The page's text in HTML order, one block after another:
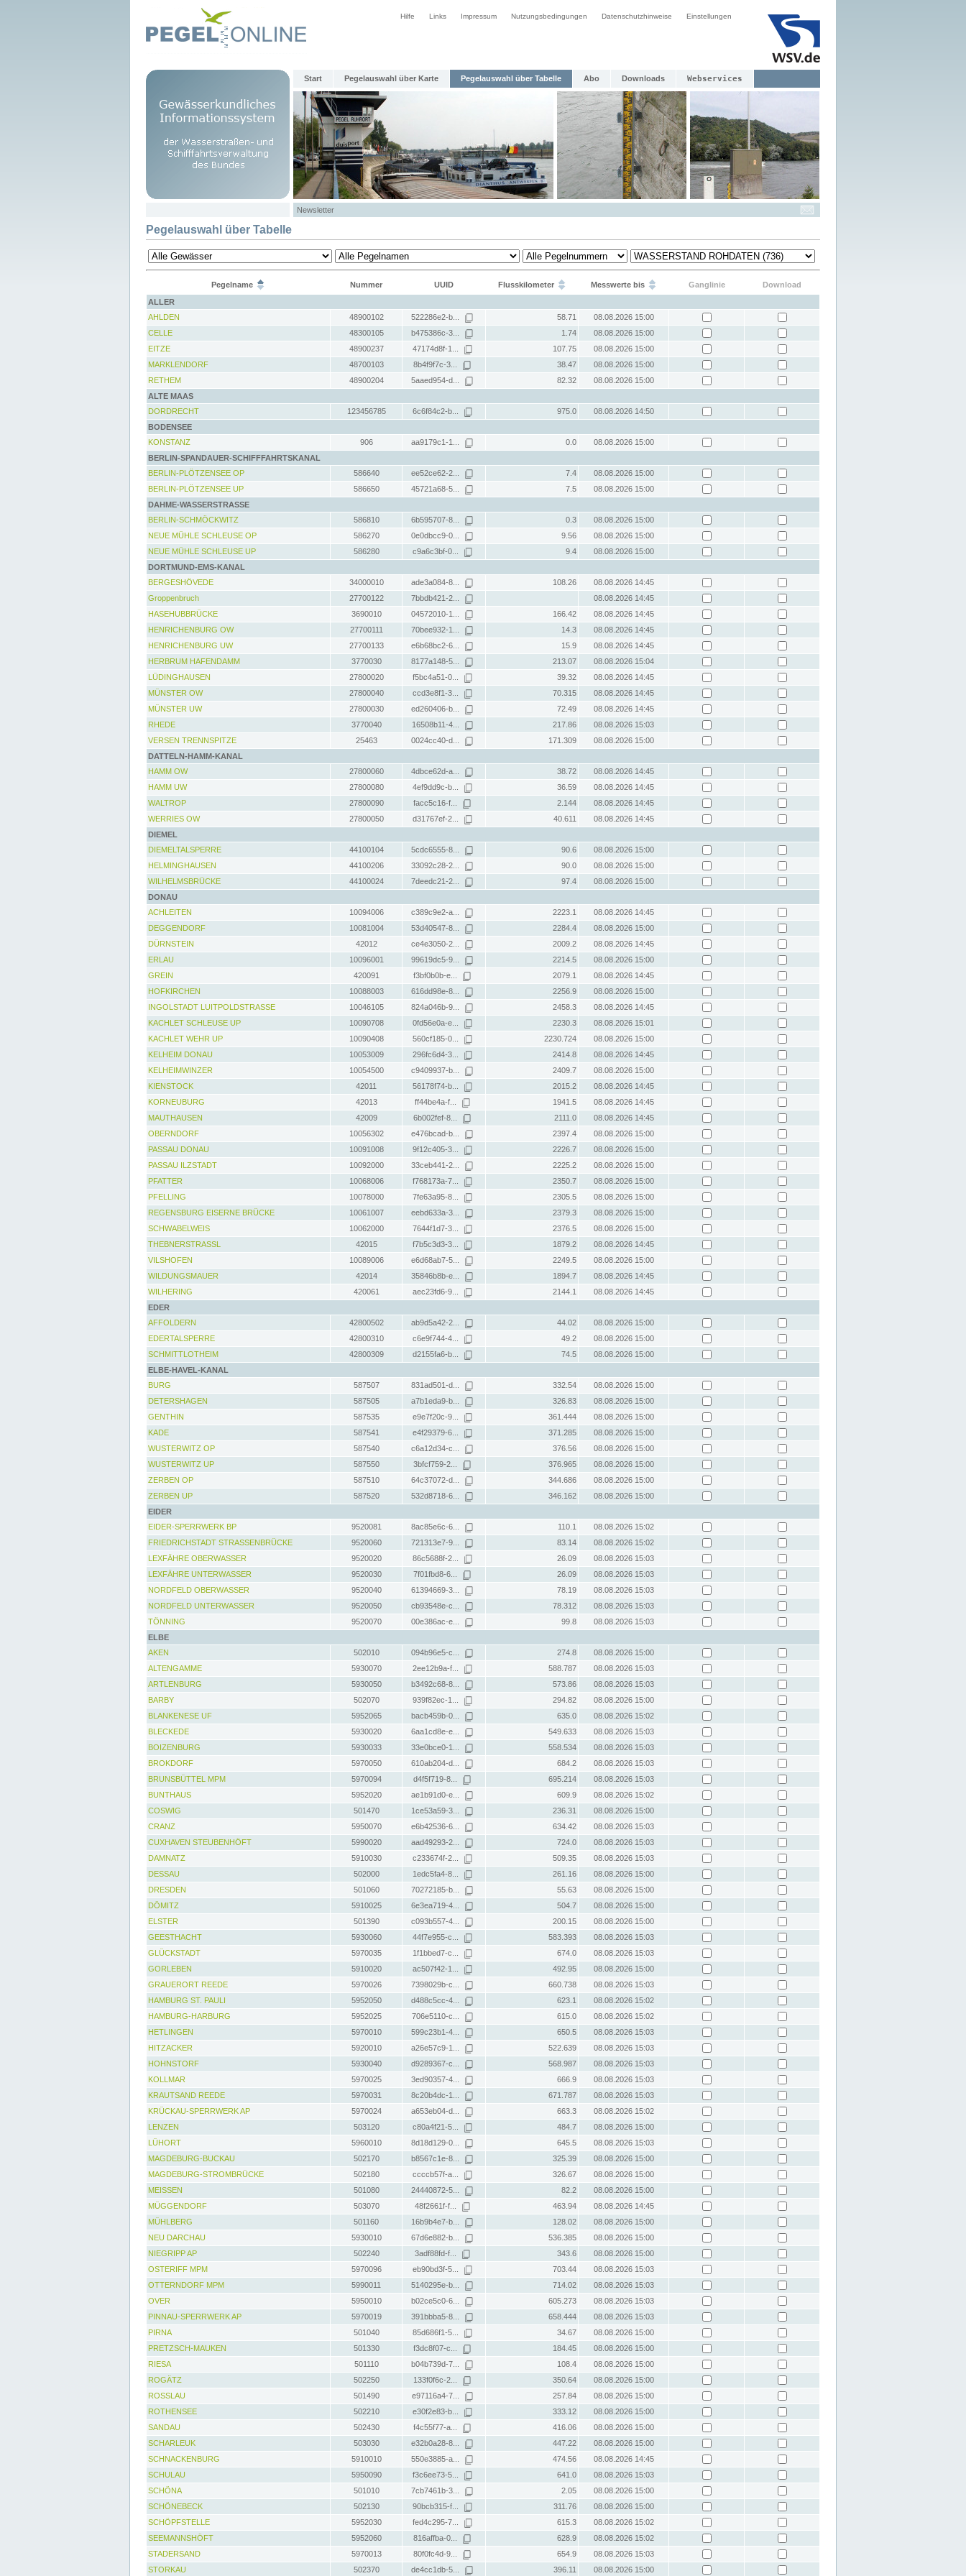
Hilfe Links Impressum Nutzungsbedingungen Datenschutzhinweise Einstellungen
Start Pegelauswahl über Karte Pegelauswahl über Tabelle Abo Downloads Webservices
Newsletter
Pegelauswahl über Tabelle
Pegelname Nummer UUID Flusskilometer Messwerte bis Ganglinie
Download
ALLER
AHLDEN
48900102 522286e2-b... 58.71
08.08.2026 15:00
CELLE
48300105 b475386c-3... 1.74
08.08.2026 15:00
EITZE
48900237 47174d8f-1... 107.75
08.08.2026 15:00
MARKLENDORF
48700103 8b4f9f7c-3... 38.47
08.08.2026 15:00
RETHEM
48900204 5aaed954-d... 82.32
08.08.2026 15:00
ALTE MAAS
DORDRECHT
123456785 6c6f84c2-b... 975.0
08.08.2026 14:50
BODENSEE
KONSTANZ
906 aa9179c1-1... 0.0
08.08.2026 15:00
BERLIN-SPANDAUER-SCHIFFFAHRTSKANAL
BERLIN-PLÖTZENSEE OP
586640 ee52ce62-2... 7.4
08.08.2026 15:00
BERLIN-PLÖTZENSEE UP
586650 45721a68-5... 7.5
08.08.2026 15:00
DAHME-WASSERSTRASSE
BERLIN-SCHMÖCKWITZ
586810 6b595707-8... 0.3
08.08.2026 15:00
NEUE MÜHLE SCHLEUSE OP
586270 0e0dbcc9-0... 9.56
08.08.2026 15:00
NEUE MÜHLE SCHLEUSE UP
586280 c9a6c3bf-0... 9.4
08.08.2026 15:00
DORTMUND-EMS-KANAL
BERGESHÖVEDE
34000010 ade3a084-8... 108.26
08.08.2026 14:45
Groppenbruch
27700122 7bbdb421-2...
08.08.2026 14:45
HASEHUBBRÜCKE
3690010 04572010-1... 166.42
08.08.2026 14:45
HENRICHENBURG OW
27700111 70bee932-1... 14.3
08.08.2026 14:45
HENRICHENBURG UW
27700133 e6b68bc2-6... 15.9
08.08.2026 14:45
HERBRUM HAFENDAMM
3770030 8177a148-5... 213.07
08.08.2026 15:04
LÜDINGHAUSEN
27800020 f5bc4a51-0... 39.32
08.08.2026 14:45
MÜNSTER OW
27800040 ccd3e8f1-3... 70.315
08.08.2026 14:45
MÜNSTER UW
27800030 ed260406-b... 72.49
08.08.2026 14:45
RHEDE
3770040 16508b11-4... 217.86
08.08.2026 15:03
VERSEN TRENNSPITZE
25463 0024cc40-d... 171.309
08.08.2026 15:00
DATTELN-HAMM-KANAL
HAMM OW
27800060 4dbce62d-a... 38.72
08.08.2026 14:45
HAMM UW
27800080 4ef9dd9c-b... 36.59
08.08.2026 14:45
WALTROP
27800090 facc5c16-f... 2.144
08.08.2026 14:45
WERRIES OW
27800050 d31767ef-2... 40.611
08.08.2026 14:45
DIEMEL
DIEMELTALSPERRE
44100104 5cdc6555-8... 90.6
08.08.2026 15:00
HELMINGHAUSEN
44100206 33092c28-2... 90.0
08.08.2026 15:00
WILHELMSBRÜCKE
44100024 7deedc21-2... 97.4
08.08.2026 15:00
DONAU
ACHLEITEN
10094006 c389c9e2-a... 2223.1
08.08.2026 14:45
DEGGENDORF
10081004 53d40547-8... 2284.4
08.08.2026 15:00
DÜRNSTEIN
42012 ce4e3050-2... 2009.2
08.08.2026 14:45
ERLAU
10096001 99619dc5-9... 2214.5
08.08.2026 15:00
GREIN
420091 f3bf0b0b-e... 2079.1
08.08.2026 14:45
HOFKIRCHEN
10088003 616dd98e-8... 2256.9
08.08.2026 15:00
INGOLSTADT LUITPOLDSTRASSE
10046105 824a046b-9... 2458.3
08.08.2026 14:45
KACHLET SCHLEUSE UP
10090708 0fd56e0a-e... 2230.3
08.08.2026 15:01
KACHLET WEHR UP
10090408 560cf185-0... 2230.724
08.08.2026 15:00
KELHEIM DONAU
10053009 296fc6d4-3... 2414.8
08.08.2026 14:45
KELHEIMWINZER
10054500 c9409937-b... 2409.7
08.08.2026 15:00
KIENSTOCK
42011 56178f74-b... 2015.2
08.08.2026 14:45
KORNEUBURG
42013 ff44be4a-f... 1941.5
08.08.2026 14:45
MAUTHAUSEN
42009 6b002fef-8... 2111.0
08.08.2026 14:45
OBERNDORF
10056302 e476bcad-b... 2397.4
08.08.2026 15:00
PASSAU DONAU
10091008 9f12c405-3... 2226.7
08.08.2026 15:00
PASSAU ILZSTADT
10092000 33ceb441-2... 2225.2
08.08.2026 15:00
PFATTER
10068006 f768173a-7... 2350.7
08.08.2026 15:00
PFELLING
10078000 7fe63a95-8... 2305.5
08.08.2026 15:00
REGENSBURG EISERNE BRÜCKE
10061007 eebd633a-3... 2379.3
08.08.2026 15:00
SCHWABELWEIS
10062000 7644f1d7-3... 2376.5
08.08.2026 15:00
THEBNERSTRASSL
42015 f7b5c3d3-3... 1879.2
08.08.2026 14:45
VILSHOFEN
10089006 e6d68ab7-5... 2249.5
08.08.2026 15:00
WILDUNGSMAUER
42014 35846b8b-e... 1894.7
08.08.2026 14:45
WILHERING
420061 aec23fd6-9... 2144.1
08.08.2026 14:45
EDER
AFFOLDERN
42800502 ab9d5a42-2... 44.02
08.08.2026 15:00
EDERTALSPERRE
42800310 c6e9f744-4... 49.2
08.08.2026 15:00
SCHMITTLOTHEIM
42800309 d2155fa6-b... 74.5
08.08.2026 15:00
ELBE-HAVEL-KANAL
BURG
587507 831ad501-d... 332.54
08.08.2026 15:00
DETERSHAGEN
587505 a7b1eda9-b... 326.83
08.08.2026 15:00
GENTHIN
587535 e9e7f20c-9... 361.444
08.08.2026 15:00
KADE
587541 e4f29379-6... 371.285
08.08.2026 15:00
WUSTERWITZ OP
587540 c6a12d34-c... 376.56
08.08.2026 15:00
WUSTERWITZ UP
587550 3bfcf759-2... 376.965
08.08.2026 15:00
ZERBEN OP
587510 64c37072-d... 344.686
08.08.2026 15:00
ZERBEN UP
587520 532d8718-6... 346.162
08.08.2026 15:00
EIDER
EIDER-SPERRWERK BP
9520081 8ac85e6c-6... 110.1
08.08.2026 15:02
FRIEDRICHSTADT STRASSENBRÜCKE
9520060 721313e7-9... 83.14
08.08.2026 15:02
LEXFÄHRE OBERWASSER
9520020 86c5688f-2... 26.09
08.08.2026 15:03
LEXFÄHRE UNTERWASSER
9520030 7f01fbd8-6... 26.09
08.08.2026 15:03
NORDFELD OBERWASSER
9520040 61394669-3... 78.19
08.08.2026 15:03
NORDFELD UNTERWASSER
9520050 cb93548e-c... 78.312
08.08.2026 15:03
TÖNNING
9520070 00e386ac-e... 99.8
08.08.2026 15:03
ELBE
AKEN
502010 094b96e5-c... 274.8
08.08.2026 15:00
ALTENGAMME
5930070 2ee12b9a-f... 588.787
08.08.2026 15:03
ARTLENBURG
5930050 b3492c68-8... 573.86
08.08.2026 15:03
BARBY
502070 939f82ec-1... 294.82
08.08.2026 15:00
BLANKENESE UF
5952065 bacb459b-0... 635.0
08.08.2026 15:02
BLECKEDE
5930020 6aa1cd8e-e... 549.633
08.08.2026 15:03
BOIZENBURG
5930033 33e0bce0-1... 558.534
08.08.2026 15:03
BROKDORF
5970050 610ab204-d... 684.2
08.08.2026 15:03
BRUNSBÜTTEL MPM
5970094 d4f5f719-8... 695.214
08.08.2026 15:03
BUNTHAUS
5952020 ae1b91d0-e... 609.9
08.08.2026 15:02
COSWIG
501470 1ce53a59-3... 236.31
08.08.2026 15:00
CRANZ
5950070 e6b42536-6... 634.42
08.08.2026 15:03
CUXHAVEN STEUBENHÖFT
5990020 aad49293-2... 724.0
08.08.2026 15:03
DAMNATZ
5910030 c233674f-2... 509.35
08.08.2026 15:03
DESSAU
502000 1edc5fa4-8... 261.16
08.08.2026 15:00
DRESDEN
501060 70272185-b... 55.63
08.08.2026 15:00
DÖMITZ
5910025 6e3ea719-4... 504.7
08.08.2026 15:00
ELSTER
501390 c093b557-4... 200.15
08.08.2026 15:00
GEESTHACHT
5930060 44f7e955-c... 583.393
08.08.2026 15:03
GLÜCKSTADT
5970035 1f1bbed7-c... 674.0
08.08.2026 15:03
GORLEBEN
5910020 ac507f42-1... 492.95
08.08.2026 15:00
GRAUERORT REEDE
5970026 7398029b-c... 660.738
08.08.2026 15:03
HAMBURG ST. PAULI
5952050 d488c5cc-4... 623.1
08.08.2026 15:02
HAMBURG-HARBURG
5952025 706e5110-c... 615.0
08.08.2026 15:02
HETLINGEN
5970010 599c23b1-4... 650.5
08.08.2026 15:03
HITZACKER
5920010 a26e57c9-1... 522.639
08.08.2026 15:03
HOHNSTORF
5930040 d9289367-c... 568.987
08.08.2026 15:03
KOLLMAR
5970025 3ed90357-4... 666.9
08.08.2026 15:03
KRAUTSAND REEDE
5970031 8c20b4dc-1... 671.787
08.08.2026 15:03
KRÜCKAU-SPERRWERK AP
5970024 a653eb04-d... 663.3
08.08.2026 15:02
LENZEN
503120 c80a4f21-5... 484.7
08.08.2026 15:00
LÜHORT
5960010 8d18d129-0... 645.5
08.08.2026 15:03
MAGDEBURG-BUCKAU
502170 b8567c1e-8... 325.39
08.08.2026 15:00
MAGDEBURG-STROMBRÜCKE
502180 ccccb57f-a... 326.67
08.08.2026 15:00
MEISSEN
501080 24440872-5... 82.2
08.08.2026 15:00
MÜGGENDORF
503070 48f2661f-f... 463.94
08.08.2026 14:45
MÜHLBERG
501160 16b9b4e7-b... 128.02
08.08.2026 15:00
NEU DARCHAU
5930010 67d6e882-b... 536.385
08.08.2026 15:00
NIEGRIPP AP
502240 3adf88fd-f... 343.6
08.08.2026 15:00
OSTERIFF MPM
5970096 eb90bd3f-5... 703.44
08.08.2026 15:03
OTTERNDORF MPM
5990011 5140295e-b... 714.02
08.08.2026 15:03
OVER
5950010 b02ce5c0-6... 605.273
08.08.2026 15:03
PINNAU-SPERRWERK AP
5970019 391bbba5-8... 658.444
08.08.2026 15:03
PIRNA
501040 85d686f1-5... 34.67
08.08.2026 15:00
PRETZSCH-MAUKEN
501330 f3dc8f07-c... 184.45
08.08.2026 15:00
RIESA
501110 b04b739d-7... 108.4
08.08.2026 15:00
ROGÄTZ
502250 133f0f6c-2... 350.64
08.08.2026 15:00
ROSSLAU
501490 e97116a4-7... 257.84
08.08.2026 15:00
ROTHENSEE
502210 e30f2e83-b... 333.12
08.08.2026 15:00
SANDAU
502430 f4c55f77-a... 416.06
08.08.2026 15:00
SCHARLEUK
503030 e32b0a28-8... 447.22
08.08.2026 15:00
SCHNACKENBURG
5910010 550e3885-a... 474.56
08.08.2026 14:45
SCHULAU
5950090 f3c6ee73-5... 641.0
08.08.2026 15:03
SCHÖNA
501010 7cb7461b-3... 2.05
08.08.2026 15:00
SCHÖNEBECK
502130 90bcb315-f... 311.76
08.08.2026 15:00
SCHÖPFSTELLE
5952030 fed4c295-7... 615.3
08.08.2026 15:02
SEEMANNSHÖFT
5952060 816affba-0... 628.9
08.08.2026 15:02
STADERSAND
5970013 80f0fc4d-9... 654.9
08.08.2026 15:03
STORKAU
502370 de4cc1db-5... 396.11 08.08.2026 15:00